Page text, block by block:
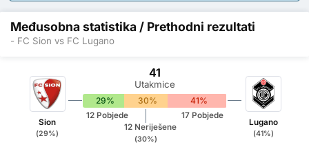
Međusobna statistika / Prethodni rezultati
- FC Sion vs FC Lugano
Sion
(29%)
41
Utakmice
29% 30% 41%
12 Pobjede
12 Neriješene
(30%)
17 Pobjede
Lugano
(41%)